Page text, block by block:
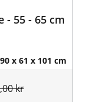
55 - 65 cm
90 x 61 x 101 cm
kr